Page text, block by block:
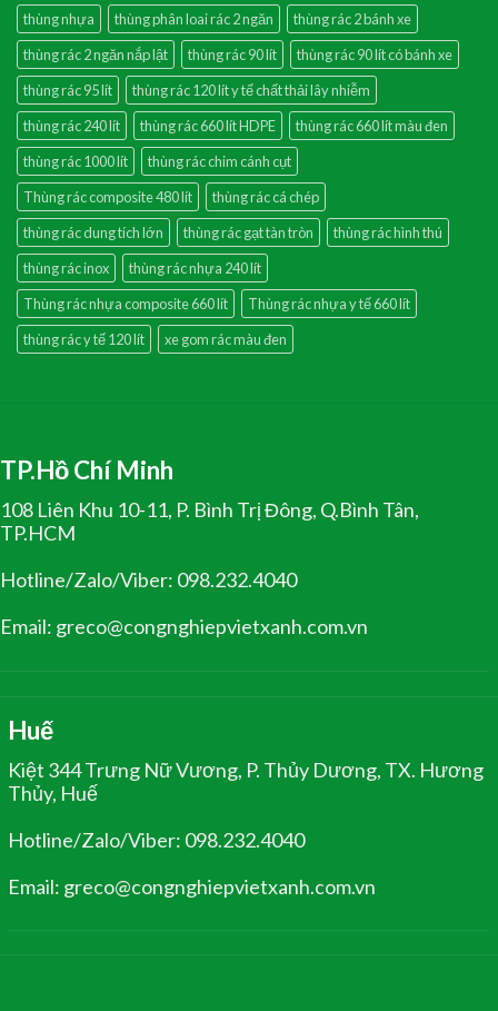
thùng nhựa
thùng phân loai rác 2 ngăn
thùng rác 2 bánh xe
thùng rác 2 ngăn nắp lật
thùng rác 90 lít
thùng rác 90 lít có bánh xe
thùng rác 95 lít
thùng rác 120 lít y tế chất thải lây nhiễm
thùng rác 240 lít
thùng rác 660 lít HDPE
thùng rác 660 lít màu đen
thùng rác 1000 lít
thùng rác chim cánh cụt
Thùng rác composite 480 lít
thùng rác cá chép
thùng rác dung tích lớn
thùng rác gạt tàn tròn
thùng rác hình thú
thùng rác inox
thùng rác nhựa 240 lít
Thùng rác nhựa composite 660 lít
Thùng rác nhựa y tế 660 lít
thùng rác y tế 120 lít
xe gom rác màu đen
TP.Hồ Chí Minh
108 Liên Khu 10-11, P. Bình Trị Đông, Q.Bình Tân,
TP.HCM
Hotline/Zalo/Viber: 098.232.4040
Email: greco@congnghiepvietxanh.com.vn
Huế
Kiệt 344 Trưng Nữ Vương, P. Thủy Dương, TX. Hương
Thủy, Huế
Hotline/Zalo/Viber: 098.232.4040
Email: greco@congnghiepvietxanh.com.vn